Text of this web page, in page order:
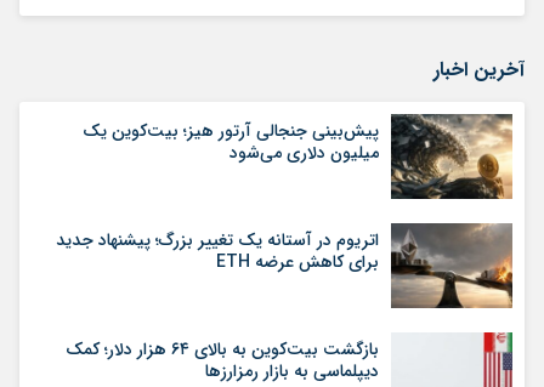
آخرین اخبار
پیش‌بینی جنجالی آرتور هیز؛ بیت‌کوین یک
میلیون دلاری می‌شود
اتریوم در آستانه یک تغییر بزرگ؛ پیشنهاد جدید
برای کاهش عرضه ETH
بازگشت بیت‌کوین به بالای ۶۴ هزار دلار؛ کمک
دیپلماسی به بازار رمزارزها